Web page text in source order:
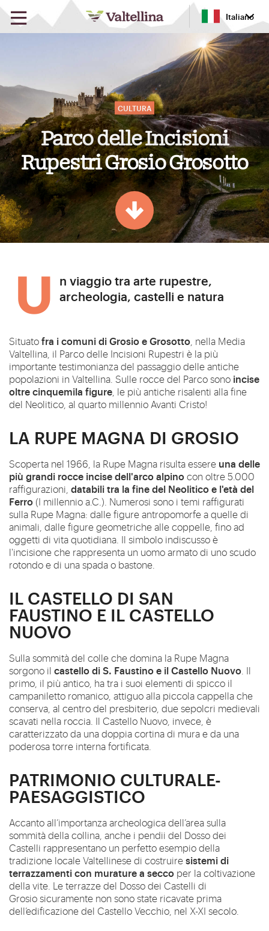
Italiano
Parco delle Incisioni
Rupestri Grosio Grosotto
Un viaggio tra arte rupestre, archeologia, castelli e natura
Situatofra i comuni di Grosio e Grosotto , nella Media
Valtellina, il Parco delle Incisioni Rupestri è la più
importante testimonianza del passaggio delle antiche
popolazioni in Valtellina. Sulle rocce del Parco sono incise
oltre cinquemila figure , le più antiche risalenti alla fine
del Neolitico, al quarto millennio Avanti Cristo!
LA RUPE MAGNA DI GROSIO
Scoperta nel 1966, la Rupe Magna risulta essere una delle
più grandi rocce incise dell'arco alpinocon oltre 5.000
raffigurazioni, databili tra la fine del Neolitico e l'età del
Ferro (I millennio a.C.). Numerosi sono i temi raffigurati
sulla Rupe Magna: dalle figure antropomorfe a quelle di
animali, dalle figure geometriche alle coppelle, fino ad
oggetti di vita quotidiana. Il simbolo indiscusso è
l'incisione che rappresenta un uomo armato di uno scudo
rotondo e di una spada o bastone.
IL CASTELLO DI SAN
FAUSTINO E IL CASTELLO
NUOVO
Sulla sommità del colle che domina la Rupe Magna
sorgono il castello di S. Faustino e il Castello Nuovo . Il
primo, il più antico, ha tra i suoi elementi di spicco il
campaniletto romanico, attiguo alla piccola cappella che
conserva, al centro del presbiterio, due sepolcri medievali
scavati nella roccia. Il Castello Nuovo, invece, è
caratterizzato da una doppia cortina di mura e da una
poderosa torre interna fortificata.
PATRIMONIO CULTURALE-
PAESAGGISTICO
Accanto all’importanza archeologica dell’area sulla
sommità della collina, anche i pendii del Dosso dei
Castelli rappresentano un perfetto esempio della
tradizione locale Valtellinese di costruiresistemi di
terrazzamenti con murature a secco per la coltivazione
della vite. Le terrazze del Dosso dei Castelli di
Grosio sicuramente non sono state ricavate prima
dell’edificazione del Castello Vecchio, nel X-XI secolo.